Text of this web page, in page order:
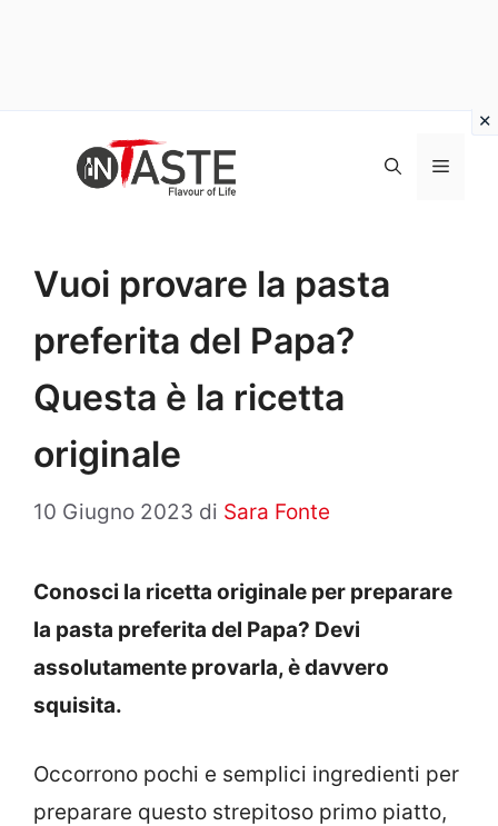
Menu
Vuoi provare la pasta
preferita del Papa?
Questa è la ricetta
originale
10 Giugno 2023 di Sara Fonte
Conosci la ricetta originale per preparare
la pasta preferita del Papa? Devi
assolutamente provarla, è davvero
squisita.
Occorrono pochi e semplici ingredienti per
preparare questo strepitoso primo piatto,